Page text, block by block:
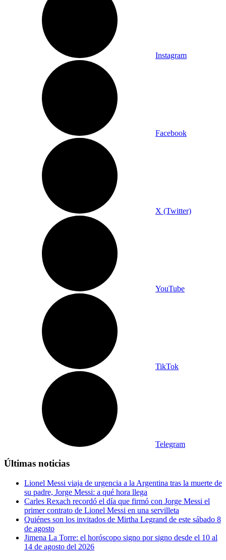
Instagram
Facebook
X (Twitter)
YouTube
TikTok
Telegram
Últimas noticias
Lionel Messi viaja de urgencia a la Argentina tras la muerte de
su padre, Jorge Messi: a qué hora llega
Carles Rexach recordó el día que firmó con Jorge Messi el
primer contrato de Lionel Messi en una servilleta
Quiénes son los invitados de Mirtha Legrand de este sábado 8
de agosto
Jimena La Torre: el horóscopo signo por signo desde el 10 al
14 de agosto del 2026